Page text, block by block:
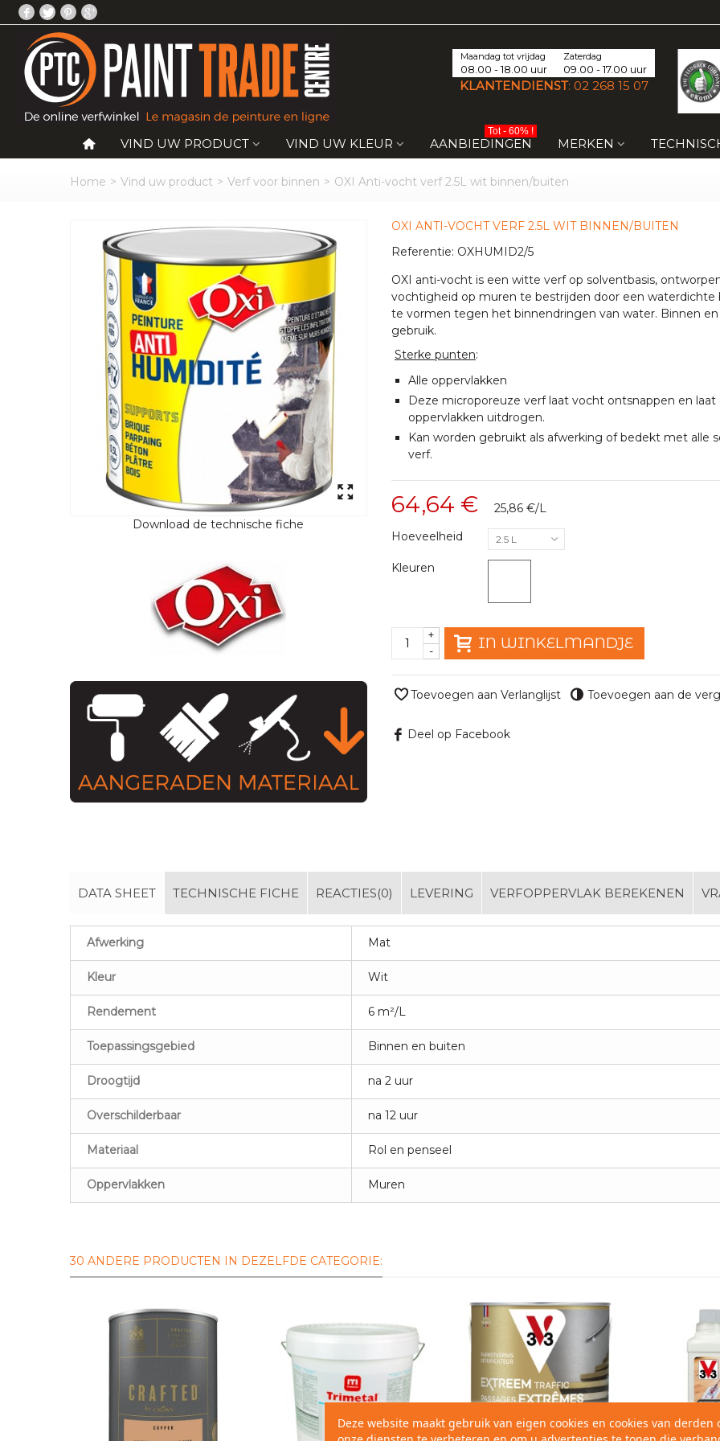
Maandag tot vrijdag
08.00 - 18.00 uur
Zaterdag
09.00 - 17.00 uur
KLANTENDIENST: 02 268 15 07
VIND UW PRODUCT VIND UW KLEUR AANBIEDINGEN
Tot - 60% !
MERKEN
Home > Vind uw product > Verf voor binnen > OXI Anti-vocht verf 2.5L wit binnen/buiten
Download de technische fiche
OXI ANTI-VOCHT VERF 2.5L WIT BINNEN/BUITEN
Referentie: OXHUMID2/5
OXI anti-vocht is een witte verf op solventbasis,
vochtigheid op muren te bestrijden door een waterdichte
te vormen tegen het binnendringen van water. Binnen
gebruik.
Sterke punten:
Alle oppervlakken
Deze microporeuze verf laat vocht ontsnappen en laat
oppervlakken uitdrogen.
Kan worden gebruikt als afwerking of bedekt met alle
verf.
64,64 € 25,86 €/L
Hoeveelheid
2.5 L
Kleuren
-
+ IN WINKELMANDJE
Toevoegen aan Verlanglijst Toevoegen aan de
Deel op Facebook
DATA SHEET TECHNISCHE FICHE REACTIES(0) LEVERING VERFOPPERVLAK BEREKENEN
Afwerking Mat
Kleur Wit
Rendement 6 m²/L
Toepassingsgebied Binnen en buiten
Droogtijd na 2 uur
Overschilderbaar na 12 uur
Materiaal Rol en penseel
Oppervlakken Muren
30 ANDERE PRODUCTEN IN DEZELFDE CATEGORIE:
Deze website maakt gebruik van eigen cookies en cookies van derden